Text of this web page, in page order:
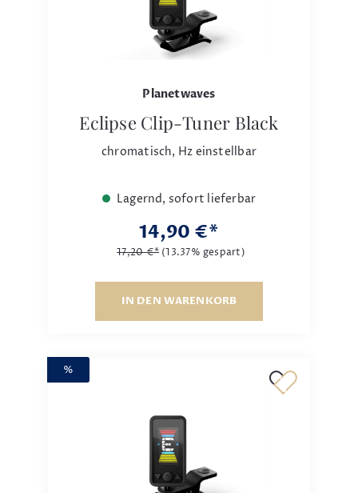
Planetwaves
Eclipse Clip-Tuner Black
chromatisch, Hz einstellbar
Lagernd, sofort lieferbar
14,90 €*
17,20 €* (13.37% gespart)
IN DEN WARENKORB
%